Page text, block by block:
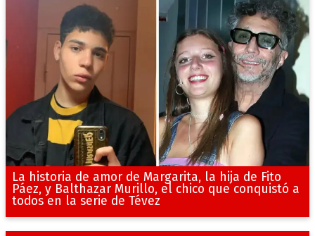
La historia de amor de Margarita, la hija de Fito
Páez, y Balthazar Murillo, el chico que conquistó a
todos en la serie de Tévez